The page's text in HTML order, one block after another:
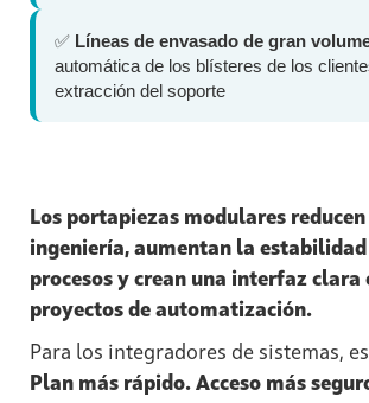
✅ Líneas de envasado de gran
automática de los blísteres de los
extracción del soporte
Los portapiezas modulares
ingeniería, aumentan la estabilidad
procesos y crean una interfaz clara
proyectos de automatización.
Para los integradores de sistemas,
Plan más rápido. Acceso más